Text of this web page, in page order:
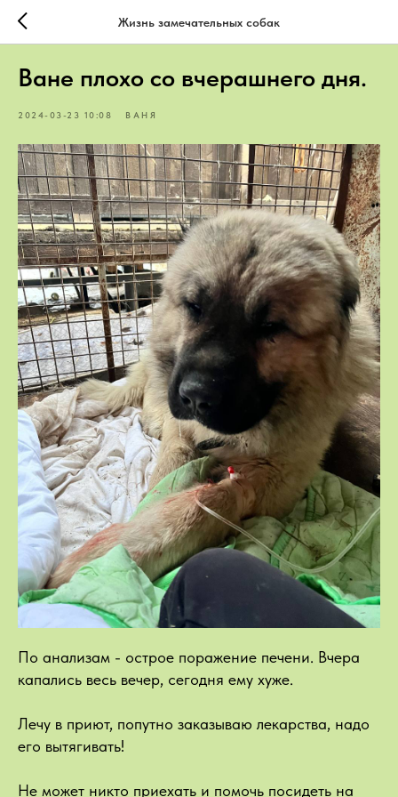
Жизнь замечательных собак
Ване плохо со вчерашнего дня.
2024-03-23 10:08 ВАНЯ
По анализам - острое поражение печени. Вчера
капались весь вечер, сегодня ему хуже.
Лечу в приют, попутно заказываю лекарства, надо
его вытягивать!
Не может никто приехать и помочь посидеть на